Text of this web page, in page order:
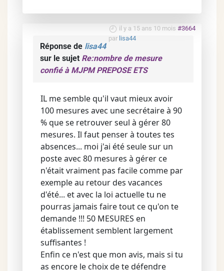
il y a 15 ans 10 mois #3664
par lisa44
Réponse de lisa44
sur le sujet Re:nombre de mesure
confié à MJPM PREPOSE ETS
IL me semble qu'il vaut mieux avoir
100 mesures avec une secrétaire à 90
% que se retrouver seul à gérer 80
mesures. Il faut penser à toutes tes
absences... moi j'ai été seule sur un
poste avec 80 mesures à gérer ce
n'était vraiment pas facile comme par
exemple au retour des vacances
d'été... et avec la loi actuelle tu ne
pourras jamais faire tout ce qu'on te
demande !!! 50 MESURES en
établissement semblent largement
suffisantes !
Enfin ce n'est que mon avis, mais si tu
as encore le choix de te défendre